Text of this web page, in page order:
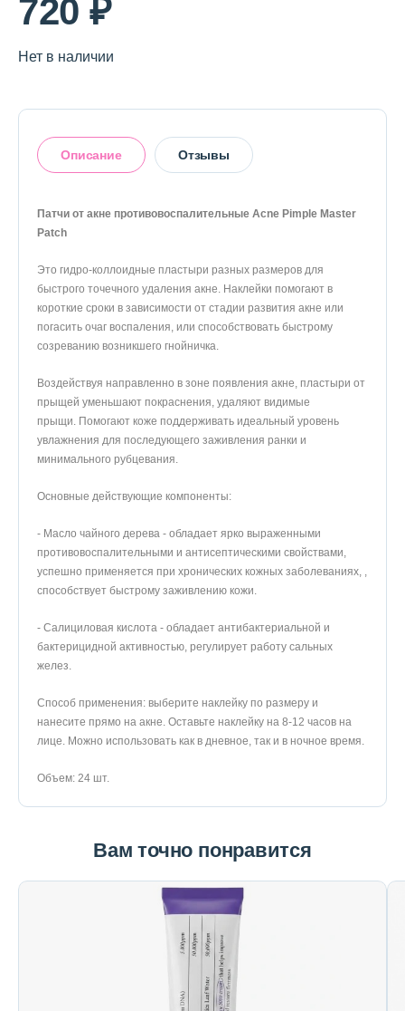
720 ₽
Нет в наличии
Описание Отзывы
Патчи от акне противовоспалительные Acne Pimple Master
Patch
Это гидро-коллоидные пластыри разных размеров для
быстрого точечного удаления акне. Наклейки помогают в
короткие сроки в зависимости от стадии развития акне или
погасить очаг воспаления, или способствовать быстрому
созреванию возникшего гнойничка.
Воздействуя направленно в зоне появления акне, пластыри от
прыщей уменьшают покраснения, удаляют видимые
прыщи. Помогают коже поддерживать идеальный уровень
увлажнения для последующего заживления ранки и
минимального рубцевания.
Основные действующие компоненты:
- Масло чайного дерева - обладает ярко выраженными
противовоспалительными и антисептическими свойствами,
успешно применяется при хронических кожных заболеваниях, ,
способствует быстрому заживлению кожи.
- Салициловая кислота - обладает антибактериальной и
бактерицидной активностью, регулирует работу сальных
желез.
Способ применения: выберите наклейку по размеру и
нанесите прямо на акне. Оставьте наклейку на 8-12 часов на
лице. Можно использовать как в дневное, так и в ночное время.
Объем: 24 шт.
Вам точно понравится